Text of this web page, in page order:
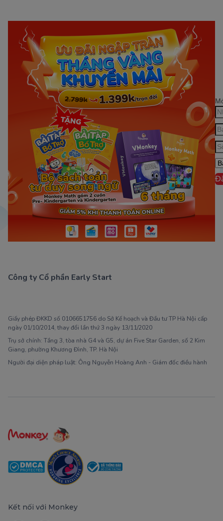
Công ty Cổ phần Early Start
Giấy phép ĐKKD số 0106651756 do Sở Kế hoạch và Đầu tư TP Hà Nội cấp
ngày 01/10/2014, thay đổi lần thứ 3 ngày 13/11/2020
Trụ sở chính: Tầng 3, tòa nhà G4 và G5, dự án Five Star Garden, số 2 Kim
Giang, phường Khương Đình, TP. Hà Nội
Người đại diện pháp luật: Ông Nguyễn Hoàng Anh - Giám đốc điều hành
Kết nối với Monkey